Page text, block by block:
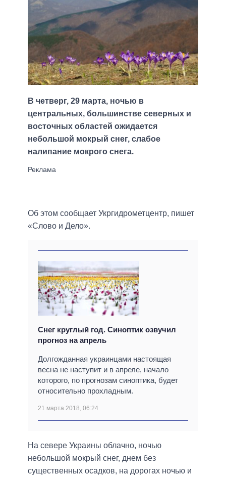
В четверг, 29 марта, ночью в
центральных, большинстве северных и
восточных областей ожидается
небольшой мокрый снег, слабое
налипание мокрого снега.
Об этом сообщает Укргидрометцентр, пишет
«Слово и Дело».
Снег круглый год. Синоптик озвучил
прогноз на апрель
Долгожданная украинцами настоящая
весна не наступит и в апреле, начало
которого, по прогнозам синоптика, будет
относительно прохладным.
21 марта 2018, 06:24
На севере Украины облачно, ночью
небольшой мокрый снег, днем ​​без
существенных осадков, на дорогах ночью и